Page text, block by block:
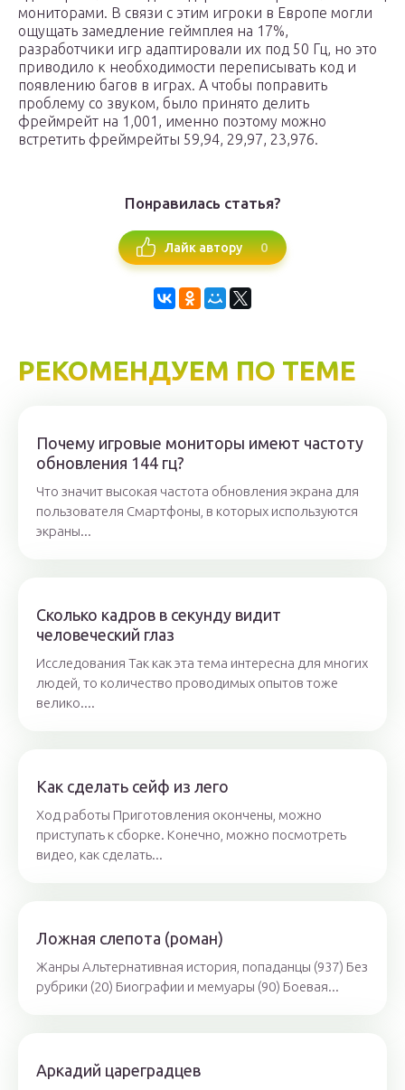
мониторами. В связи с этим игроки в Европе могли
ощущать замедление геймплея на 17%,
разработчики игр адаптировали их под 50 Гц, но это
приводило к необходимости переписывать код и
появлению багов в играх. А чтобы поправить
проблему со звуком, было принято делить
фреймрейт на 1,001, именно поэтому можно
встретить фреймрейты 59,94, 29,97, 23,976.
Понравилась статья?
Лайк автору 0
РЕКОМЕНДУЕМ ПО ТЕМЕ
Почему игровые мониторы имеют частоту
обновления 144 гц?
Что значит высокая частота обновления экрана для
пользователя Смартфоны, в которых используются
экраны...
Сколько кадров в секунду видит
человеческий глаз
Исследования Так как эта тема интересна для многих
людей, то количество проводимых опытов тоже
велико....
Как сделать сейф из лего
Ход работы Приготовления окончены, можно
приступать к сборке. Конечно, можно посмотреть
видео, как сделать...
Ложная слепота (роман)
Жанры Альтернативная история, попаданцы (937) Без
рубрики (20) Биографии и мемуары (90) Боевая...
Аркадий цареградцев